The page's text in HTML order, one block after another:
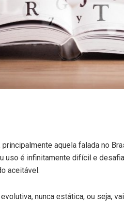
aquela falada no
uso é infinitamente difícil e
aceitável.
nunca estática, ou seja,